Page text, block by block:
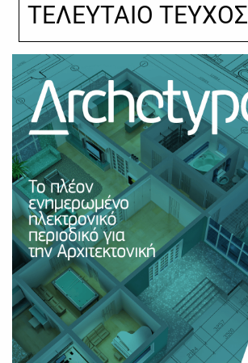
ΤΕΛΕΥΤΑΙΟ ΤΕΥΧΟΣ